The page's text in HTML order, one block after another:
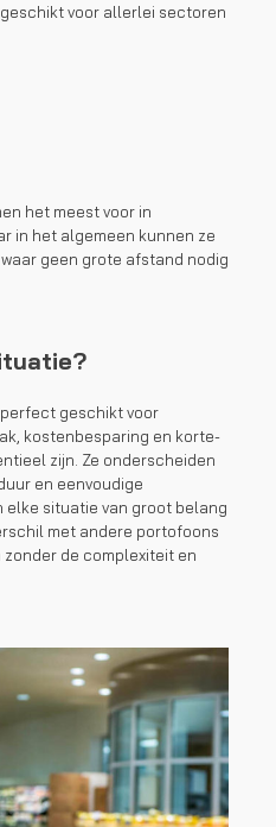
voor allerlei sectoren
het meest voor in
in het algemeen kunnen ze
geen grote afstand nodig
geschikt voor
kostenbesparing en korte-
zijn. Ze onderscheiden
en eenvoudige
elke situatie van groot belang
met andere portofoons
de complexiteit en